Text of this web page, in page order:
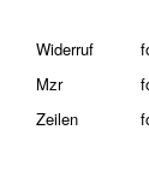
Widerruf
Mzr
Zeilen